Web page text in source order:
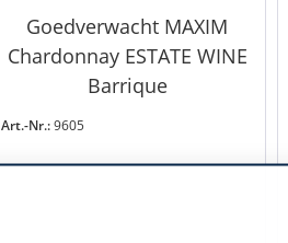
Goedverwacht MAXIM
Chardonnay ESTATE WINE
Barrique
Art.-Nr.:9605